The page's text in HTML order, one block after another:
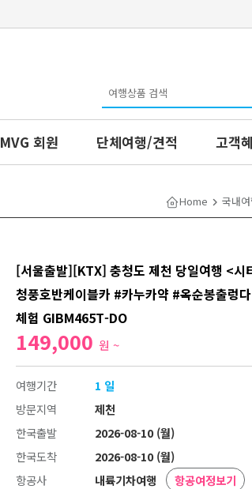
MVG 회원 단체여행/견적 고객
Home 국내
[서울출발][KTX] 충청도 제천 당일여행 <시
청풍호반케이블카 #카누카약 #옥순봉출렁
체험 GIBM465T-DO
149,000 원 ~
여행기간
1 일
방문지역
제천
한국출발
2026-08-10 (월)
한국도착
2026-08-10 (월)
항공사
내륙기차여행
항공여정보기